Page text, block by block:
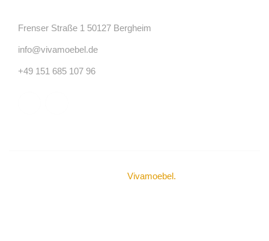
Frenser Straße 1 50127 Bergheim
info@vivamoebel.de
+49 151 685 107 96
Vivamoebel.